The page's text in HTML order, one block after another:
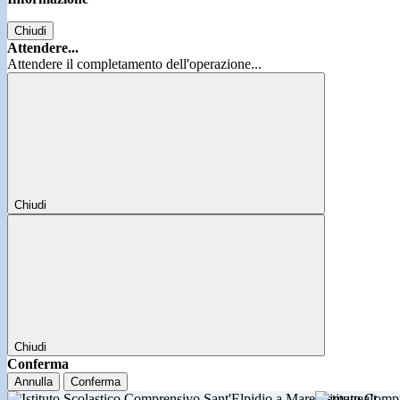
Chiudi
Attendere...
Attendere il completamento dell'operazione...
Chiudi
Chiudi
Conferma
Annulla Conferma